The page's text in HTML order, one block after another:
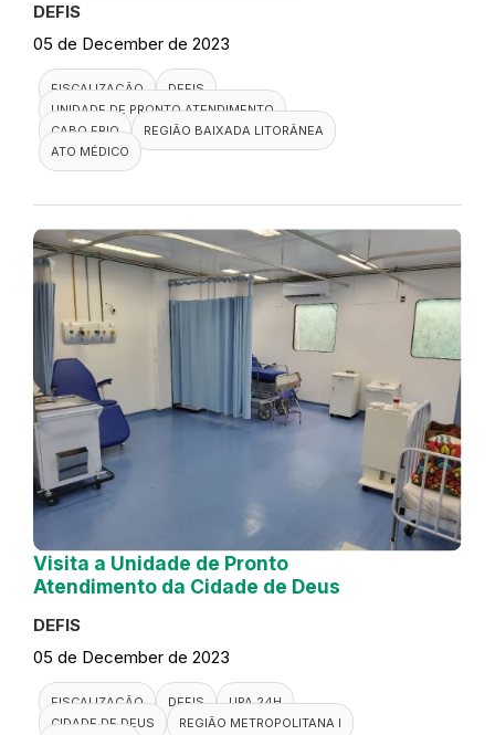
DEFIS
05 de December de 2023
FISCALIZAÇÃO
DEFIS
UNIDADE DE PRONTO ATENDIMENTO
CABO FRIO
REGIÃO BAIXADA LITORÂNEA
ATO MÉDICO
Visita a Unidade de Pronto
Atendimento da Cidade de Deus
DEFIS
05 de December de 2023
FISCALIZAÇÃO DEFIS
UPA 24H
CIDADE DE DEUS
REGIÃO METROPOLITANA I